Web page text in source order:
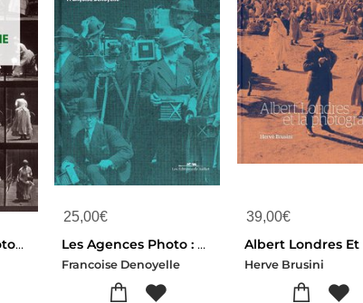
Histoire De La Photographie
25,00€
Les Agences Photo : Une Histoire Francaise
Francoise Denoyelle
39,00€
Herve Brusini